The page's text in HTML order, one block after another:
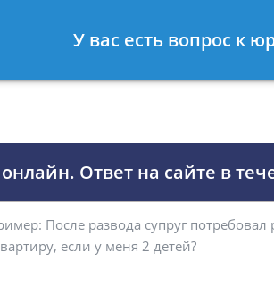
812 509-27-47
Ответ на сайте в
У вас есть вопрос к